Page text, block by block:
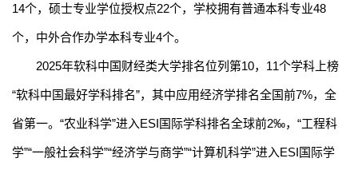
14个，硕士专业学位授权点22个，学校拥有普通本科专业48
个，中外合作办学本科专业4个。
2025年软科中国财经类大学排名位列第10， 11个学科上榜
“软科中国最好学科排名”，其中应用经济学排名全国前7%，全
省第一。 “农业科学”进入ESI国际学科排名全球前2‰， “工程科
学”“一般社会科学”“经济学与商学”“计算机科学”进入ESI国际学